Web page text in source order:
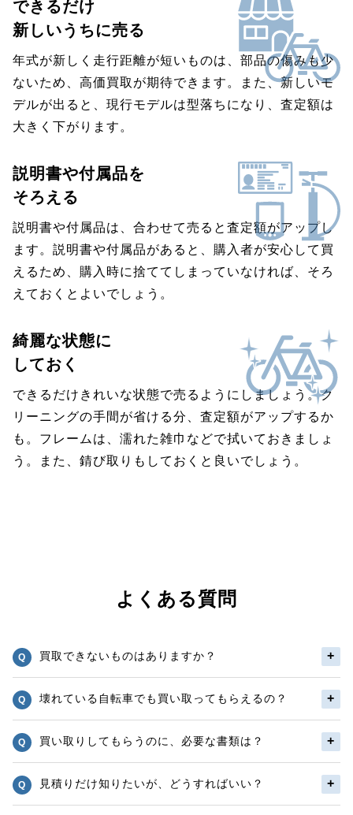
できるだけ
新しいうちに売る
年式が新しく走行距離が短いものは、部品の傷みも少
ないため、高価買取が期待できます。また、新しいモ
デルが出ると、現行モデルは型落ちになり、査定額は
大きく下がります。
説明書や付属品を
そろえる
説明書や付属品は、合わせて売ると査定額がアップし
ます。説明書や付属品があると、購入者が安心して買
えるため、購入時に捨ててしまっていなければ、そろ
えておくとよいでしょう。
綺麗な状態に
しておく
できるだけきれいな状態で売るようにしましょう。ク
リーニングの手間が省ける分、査定額がアップするか
も。フレームは、濡れた雑巾などで拭いておきましょ
う。また、錆び取りもしておくと良いでしょう。
よくある質問
買取できないものはありますか？
壊れている自転車でも買い取ってもらえるの？
買い取りしてもらうのに、必要な書類は？
見積りだけ知りたいが、どうすればいい？